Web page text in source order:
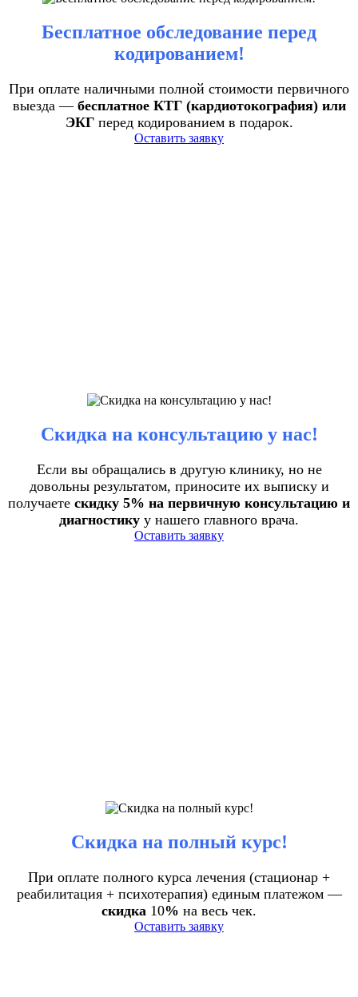
Бесплатное обследование перед
кодированием!
При оплате наличными полной стоимости первичного
выезда — бесплатное КТГ (кардиотокография) или
ЭКГперед кодированием в подарок.
Оставить заявку
Скидка на консультацию у нас!
Если вы обращались в другую клинику, но не
довольны результатом, приносите их выписку и
получаете скидку 5% на первичную консультацию и
диагностику у нашего главного врача.
Оставить заявку
Скидка на полный курс!
При оплате полного курса лечения (стационар +
реабилитация + психотерапия) единым платежом —
скидка 10% на весь чек.
Оставить заявку